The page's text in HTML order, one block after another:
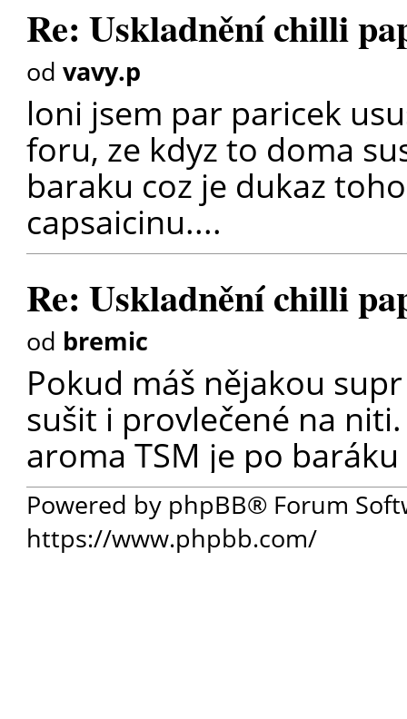
Re: Uskladnění chilli
odvavy.p
loni jsem par paricek
foru, ze kdyz to doma
baraku coz je dukaz
capsaicinu....
Re: Uskladnění chilli
od bremic
Pokud máš nějakou
sušit i provlečené na
aroma TSM je po
Powered by phpBB® Forum
https://www.phpbb.com/